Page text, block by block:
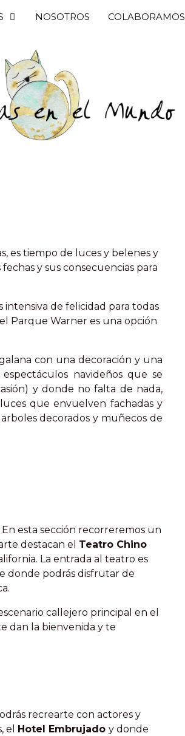
NOSOTROS COLABORAMOS
es tiempo de luces y belenes y
y sus consecuencias para
intensiva de felicidad para todas
Parque Warner es una opción
con una decoración y una
navideños que se
y donde no falta de nada,
que envuelven fachadas y
decorados y muñecos de
esta sección recorreremos un
destacan el Teatro Chino
La entrada al teatro es
donde podrás disfrutar de
callejero principal en el
dan la bienvenida y te
recrearte con actores y
el Hotel Embrujado y donde